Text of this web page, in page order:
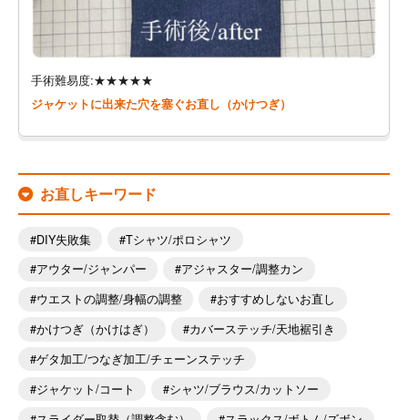
手術難易度:★★★★★
ジャケットに出来た穴を塞ぐお直し（かけつぎ）
お直しキーワード
DIY失敗集
Tシャツ/ポロシャツ
アウター/ジャンパー
アジャスター/調整カン
ウエストの調整/身幅の調整
おすすめしないお直し
かけつぎ（かけはぎ）
カバーステッチ/天地裾引き
ゲタ加工/つなぎ加工/チェーンステッチ
ジャケット/コート
シャツ/ブラウス/カットソー